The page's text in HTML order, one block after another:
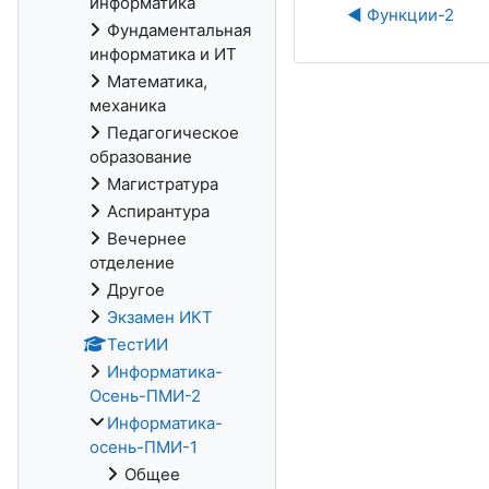
◀︎ Функции-2
Фундаментальная
информатика и ИТ
Математика,
механика
Педагогическое
образование
Магистратура
Аспирантура
Вечернее
отделение
Другое
Экзамен ИКТ
ТестИИ
Информатика-
Осень-ПМИ-2
Информатика-
осень-ПМИ-1
Общее